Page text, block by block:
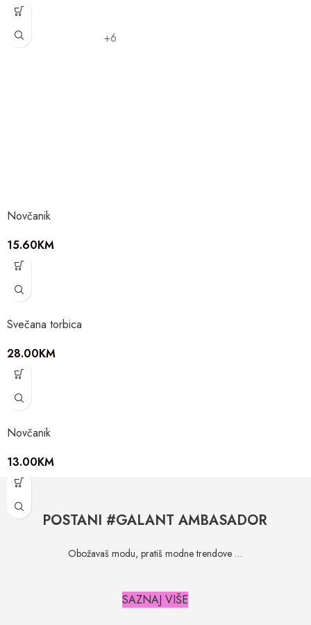
+6
Novčanik
15.60KM
Svečana torbica
28.00KM
Novčanik
13.00KM
POSTANI #GALANT AMBASADOR
Obožavaš modu, pratiš modne trendove …
SAZNAJ VIŠE